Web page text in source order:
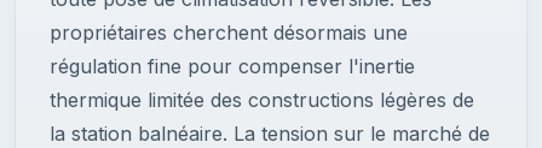
propriétaires cherchent désormais une
régulation fine pour compenser l'inertie
thermique limitée des constructions légères de
la station balnéaire. La tension sur le marché de